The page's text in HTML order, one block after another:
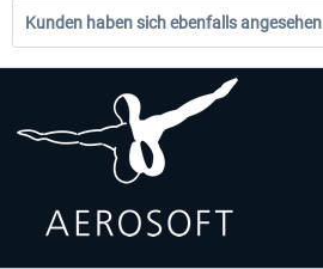
Kunden haben sich ebenfalls angesehen